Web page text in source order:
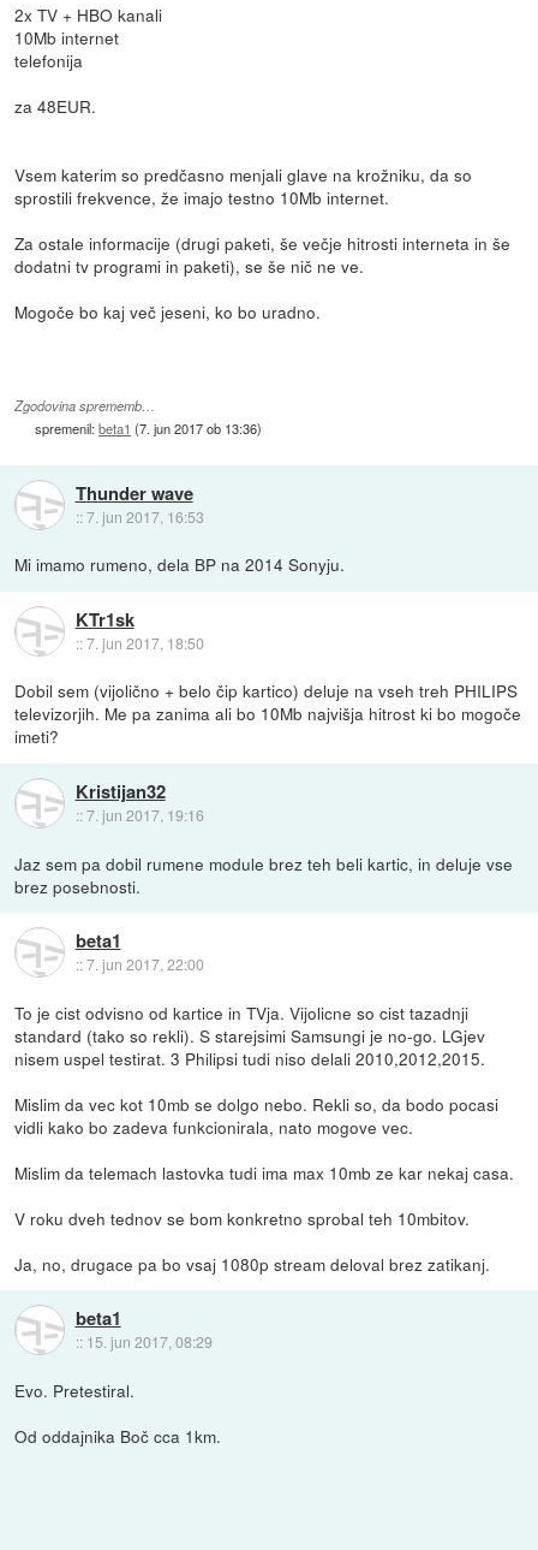
2x TV + HBO kanali
10Mb internet
telefonija
za 48EUR.
Vsem katerim so predčasno menjali glave na krožniku, da so
sprostili frekvence, že imajo testno 10Mb internet.
Za ostale informacije (drugi paketi, še večje hitrosti interneta in še
dodatni tv programi in paketi), se še nič ne ve.
Mogoče bo kaj več jeseni, ko bo uradno.
Zgodovina sprememb…
spremenil:beta1 (7. jun 2017 ob 13:36)
Thunder wave
::7. jun 2017, 16:53
Mi imamo rumeno, dela BP na 2014 Sonyju.
KTr1sk
::7. jun 2017, 18:50
Dobil sem (vijolično + belo čip kartico) deluje na vseh treh PHILIPS
televizorjih. Me pa zanima ali bo 10Mb najvišja hitrost ki bo mogoče
imeti?
Kristijan32
::7. jun 2017, 19:16
Jaz sem pa dobil rumene module brez teh beli kartic, in deluje vse
brez posebnosti.
beta1
::7. jun 2017, 22:00
To je cist odvisno od kartice in TVja. Vijolicne so cist tazadnji
standard (tako so rekli). S starejsimi Samsungi je no-go. LGjev
nisem uspel testirat. 3 Philipsi tudi niso delali 2010,2012,2015.
Mislim da vec kot 10mb se dolgo nebo. Rekli so, da bodo pocasi
vidli kako bo zadeva funkcionirala, nato mogove vec.
Mislim da telemach lastovka tudi ima max 10mb ze kar nekaj casa.
V roku dveh tednov se bom konkretno sprobal teh 10mbitov.
Ja, no, drugace pa bo vsaj 1080p stream deloval brez zatikanj.
beta1
:: 15. jun 2017, 08:29
Evo. Pretestiral.
Od oddajnika Boč cca 1km.